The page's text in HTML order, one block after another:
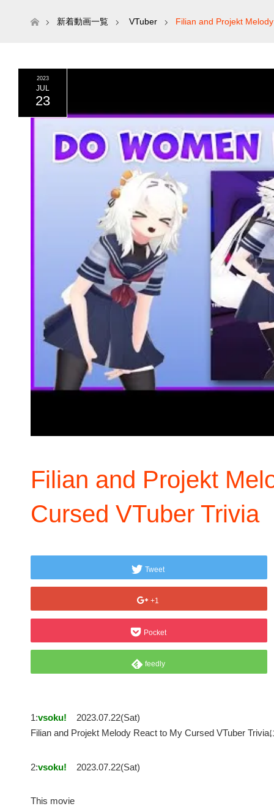
ホーム新着動画一覧 VTuber Filian and Projekt
2023
JUL
23
Filian and Projekt
Cursed VTuber Trivia
Tweet
+1
Pocket
feedly
1:vsoku!
2023.07.22(Sat)
Filian and Projekt Melody React to My Cursed VTuber Trivia
2:vsoku! 2023.07.22(Sat)
This movie